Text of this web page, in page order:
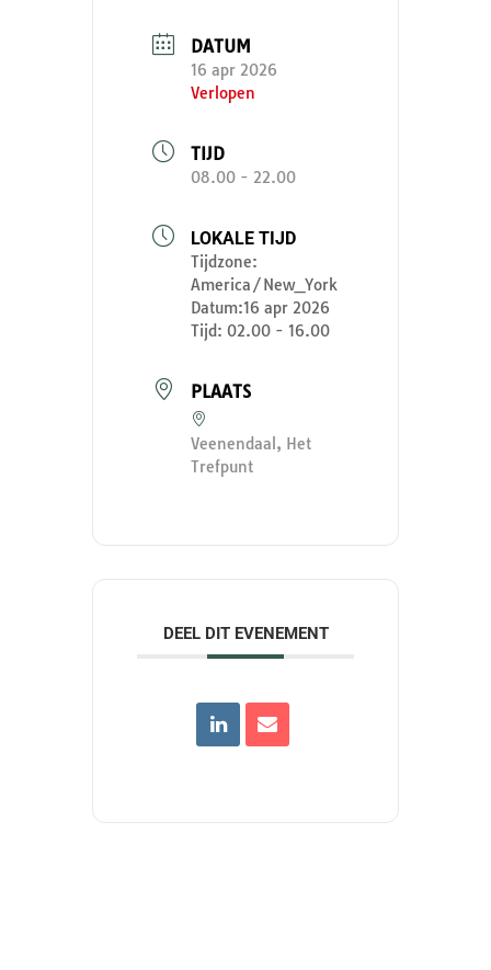
DATUM
16 apr 2026
Verlopen
TIJD
08.00 - 22.00
LOKALE TIJD
Tijdzone:
America/New_York
Datum:16 apr 2026
Tijd: 02.00 - 16.00
PLAATS
Veenendaal, Het
Trefpunt
DEEL DIT EVENEMENT